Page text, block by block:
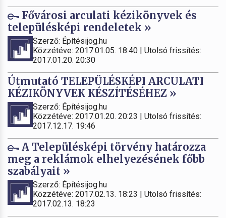
Fővárosi arculati kézikönyvek és
településképi rendeletek »
Szerző: Építésijog.hu
Közzétéve: 2017.01.05. 18:40 | Utolsó frissítés:
2017.01.20. 20:30
Útmutató TELEPÜLÉSKÉPI ARCULATI
KÉZIKÖNYVEK KÉSZÍTÉSÉHEZ »
Szerző: Építésijog.hu
Közzétéve: 2017.01.20. 20:23 | Utolsó frissítés:
2017.12.17. 19:46
A Településképi törvény határozza
meg a reklámok elhelyezésének főbb
szabályait »
Szerző: Építésijog.hu
Közzétéve: 2017.02.13. 18:23 | Utolsó frissítés:
2017.02.13. 18:23